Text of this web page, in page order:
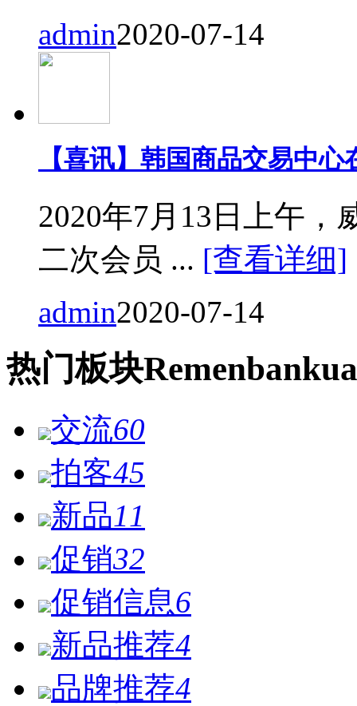
admin2020-07-14
【喜讯】韩国商品交易中
2020年7月13日上午，
二次会员 ... [查看详细]
admin2020-07-14
热门板块Remen
交流60
拍客45
新品11
促销32
促销信息6
新品推荐4
品牌推荐4